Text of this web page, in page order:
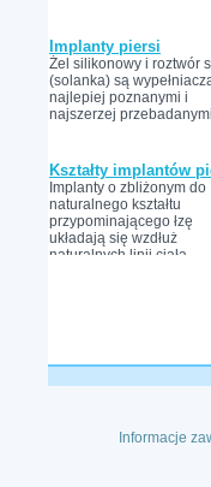
Implanty piersi
Żel silikonowy i roztwór
(solanka) są
najlepiej poznanymi i
najszerzej
Kształty implantów
Implanty o zbliżonym do
naturalnego kształtu
przypominającego łzę
układają się wzdłuż
naturalnych linii ciała.
Informacje